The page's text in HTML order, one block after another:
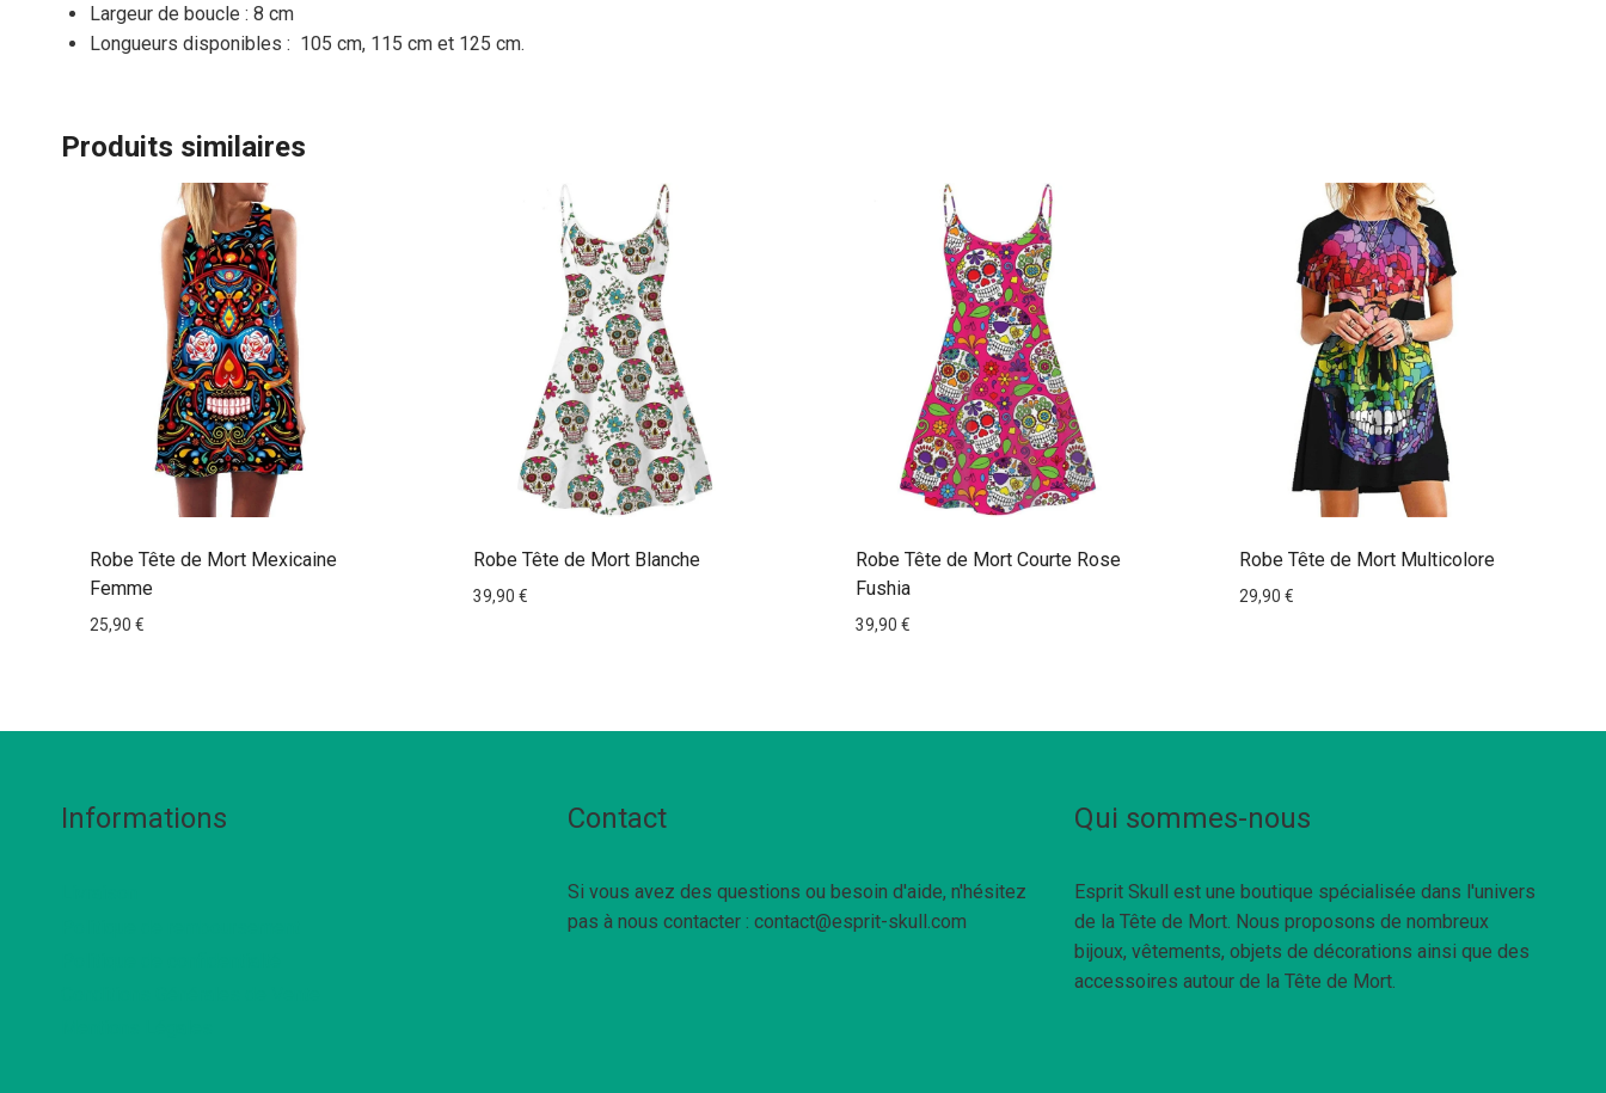
Largeur de boucle : 8 cm
Longueurs disponibles : 105 cm, 115 cm et 125 cm.
Produits similaires
Robe Tête de Mort Mexicaine
Femme
25,90 €
Robe Tête de Mort Blanche
39,90 €
Robe Tête de Mort Courte Rose
Fushia
39,90 €
Robe Tête de Mort Multicolore
29,90 €
Informations Contact
Si vous avez des questions ou besoin d'aide, n'hésitez
pas à nous contacter : contact@esprit-skull.com
Qui sommes-nous
Esprit Skull est une boutique spécialisée dans l'univers
de la Tête de Mort. Nous proposons de nombreux
bijoux, vêtements, objets de décorations ainsi que des
accessoires autour de la Tête de Mort.